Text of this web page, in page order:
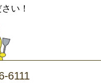
い！
6111